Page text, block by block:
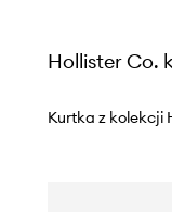
Hollister Co.
Kurtka z kolekcji